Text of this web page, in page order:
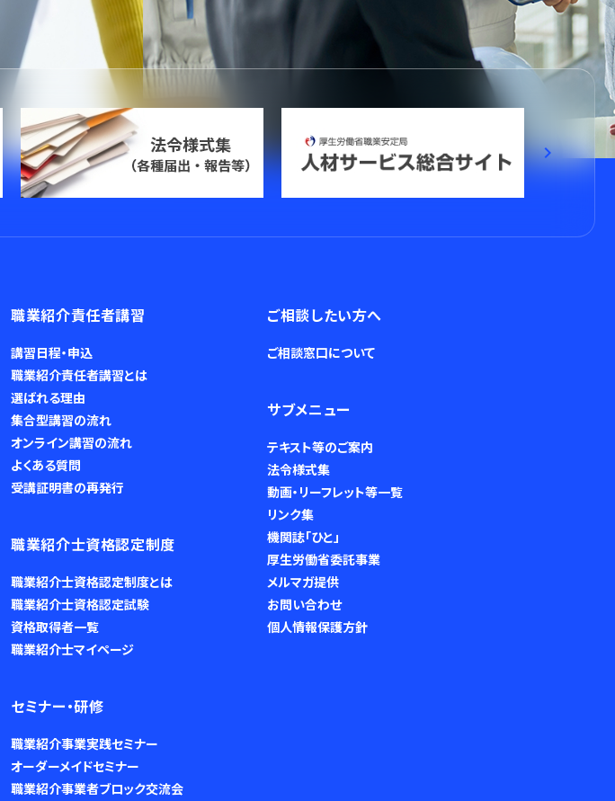
keyboard_arrow_right
職業紹介責任者講習
講習日程・申込
職業紹介責任者講習とは
選ばれる理由
集合型講習の流れ
オンライン講習の流れ
よくある質問
受講証明書の再発行
職業紹介士資格認定制度
職業紹介士資格認定制度とは
職業紹介士資格認定試験
資格取得者一覧
職業紹介士マイページ
セミナー・研修
職業紹介事業実践セミナー
オーダーメイドセミナー
職業紹介事業者ブロック交流会
ご相談したい方へ
ご相談窓口について
サブメニュー
テキスト等のご案内
法令様式集
動画・リーフレット等一覧
リンク集
機関誌「ひと」
厚生労働省委託事業
メルマガ提供
お問い合わせ
個人情報保護方針